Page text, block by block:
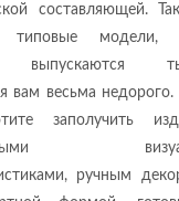
составляющей.
типовые модели,
выпускаются
вам весьма
заполучить
ручным